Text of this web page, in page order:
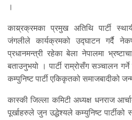
।
काय्र्रक्रमका प्रमुख अतिथि पार्टी
जंगलीले कार्यक्रमको उद्घाटन गर्दै
प्रधानमन्त्री रहेका बेला नेपालमा
बताउनुभयो । पार्टी राम्रोसँग सञ्चालन
कम्पुनिष्ट पार्टी एकिकृतको समाजबादीको
कास्की जिल्ला कमिटी अध्यक्ष धनराज
पूर्खाहरुले जुन उद्धेश्यले कम्युनिष्ट पार्टीको